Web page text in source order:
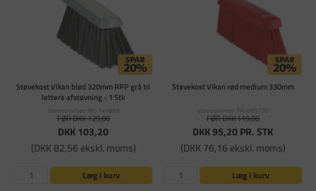
Støvekost Vikan blød 320mm RPP grå til
lettere afstøvning - 1 Stk
Varenummer: ML-141863
FØR DKK 129,00
DKK 103,20
(DKK 82,56 ekskl. moms)
Læg i kurv
Støvekost Vikan rød medium 330mm
Varenummer: PA-685778
FØR DKK 119,00
DKK 95,20PR. STK
(DKK 76,16 ekskl. moms)
Læg i kurv